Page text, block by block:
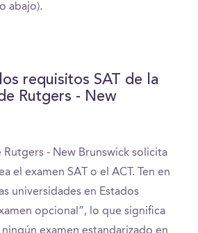
abajo).
requisitos SAT de la
Rutgers - New
Rutgers - New Brunswick solicita
el examen SAT o el ACT. Ten en
universidades en Estados
opcional”, lo que significa
examen estandarizado en